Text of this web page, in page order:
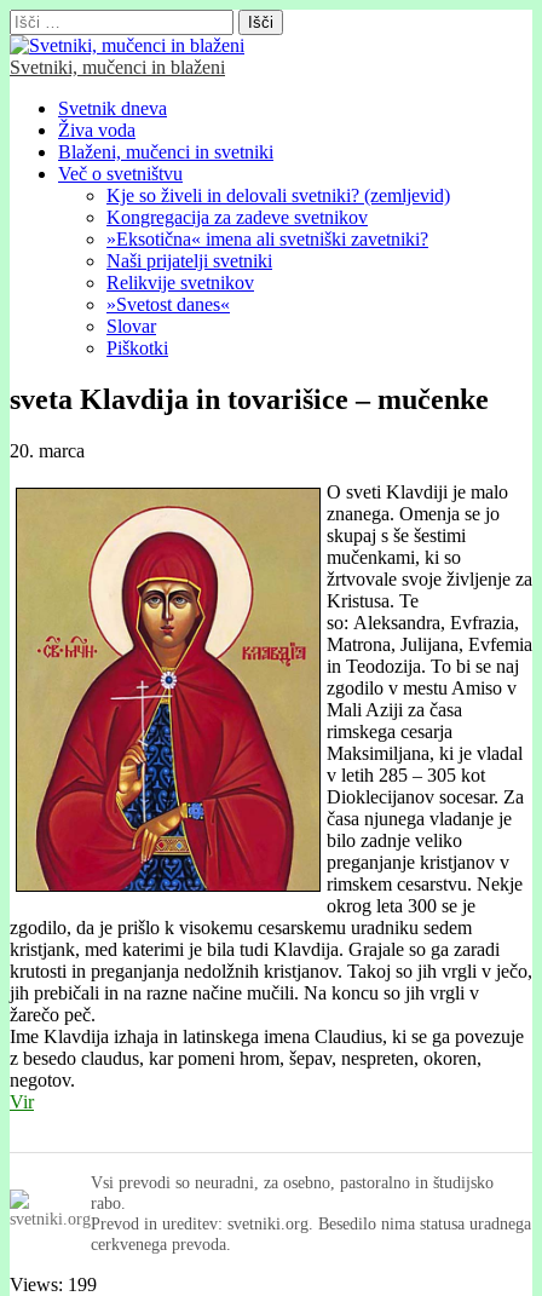
Išči:
Svetniki, mučenci in blaženi
Glavni
meni
Skip
content
Svetnik dneva
Živa voda
Blaženi, mučenci in svetniki
Več o svetništvu
Kje so živeli in delovali svetniki? (zemljevid)
Kongregacija za zadeve svetnikov
»Eksotična« imena ali svetniški zavetniki?
Naši prijatelji svetniki
Relikvije svetnikov
»Svetost danes«
Slovar
Piškotki
sveta Klavdija in tovarišice – mučenke
20. marca
O sveti Klavdiji je malo
znanega. Omenja se jo
skupaj s še šestimi
mučenkami, ki so
žrtvovale svoje življenje za
Kristusa. Te
so: Aleksandra, Evfrazia,
Matrona, Julijana, Evfemia
in Teodozija. To bi se naj
zgodilo v mestu Amiso v
Mali Aziji za časa
rimskega cesarja
Maksimiljana, ki je vladal
v letih 285 – 305 kot
Dioklecijanov socesar. Za
časa njunega vladanje je
bilo zadnje veliko
preganjanje kristjanov v
rimskem cesarstvu. Nekje
okrog leta 300 se je
zgodilo, da je prišlo k visokemu cesarskemu uradniku sedem
kristjank, med katerimi je bila tudi Klavdija. Grajale so ga zaradi
krutosti in preganjanja nedolžnih kristjanov. Takoj so jih vrgli v ječo,
jih prebičali in na razne načine mučili. Na koncu so jih vrgli v
žarečo peč.
Ime Klavdija izhaja in latinskega imena Claudius, ki se ga povezuje
z besedo claudus, kar pomeni hrom, šepav, nespreten, okoren,
negotov.
Vir
Vsi prevodi so neuradni, za osebno, pastoralno in študijsko
rabo.
Prevod in ureditev: svetniki.org. Besedilo nima statusa uradnega
cerkvenega prevoda.
Views: 199